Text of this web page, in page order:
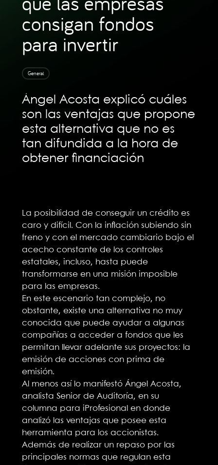
consigan fondos
para invertir
General
Ángel Acosta explicó cuáles
son las ventajas que propone
esta alternativa que no es
tan difundida a la hora de
obtener financiación
La posibilidad de conseguir un crédito es
caro y difícil. Con la inflación subiendo sin
freno y con el mercado cambiario bajo el
acecho constante de los controles
estatales, incluso, hasta puede
transformarse en una misión imposible
para las empresas.
En este escenario tan complejo, no
obstante, existe una alternativa no muy
conocida que puede ayudar a algunas
compañías a acceder a fondos que les
permitan llevar adelante sus proyectos: la
emisión de acciones con prima de
emisión.
Al menos así lo manifestó Ángel Acosta,
analista Senior de Auditoría, en su
columna para iProfesional en donde
analizó las ventajas que posee esta
herramienta para los accionistas.
Además de realizar un repaso por las
principales normas que regulan esta